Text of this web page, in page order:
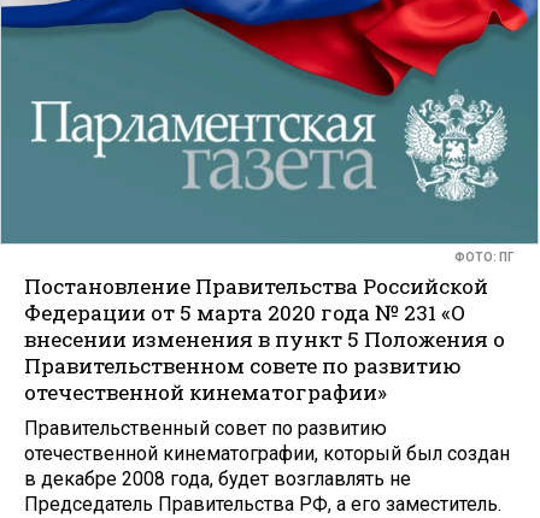
ФОТО: ПГ
Постановление Правительства Российской
Федерации от 5 марта 2020 года № 231 «О
внесении изменения в пункт 5 Положения о
Правительственном совете по развитию
отечественной кинематографии»
Правительственный совет по развитию
отечественной кинематографии, который был создан
в декабре 2008 года, будет возглавлять не
Председатель Правительства РФ, а его заместитель.